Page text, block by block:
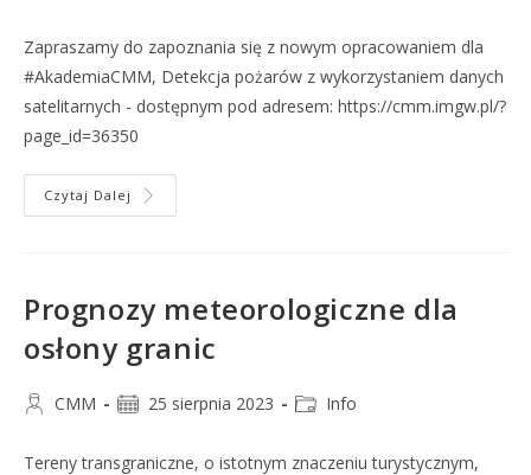
Zapraszamy do zapoznania się z nowym opracowaniem dla
#AkademiaCMM, Detekcja pożarów z wykorzystaniem danych
satelitarnych - dostępnym pod adresem: https://cmm.imgw.pl/?
page_id=36350
Czytaj Dalej
Prognozy meteorologiczne dla
osłony granic
CMM 25 sierpnia 2023 Info
Tereny transgraniczne, o istotnym znaczeniu turystycznym,